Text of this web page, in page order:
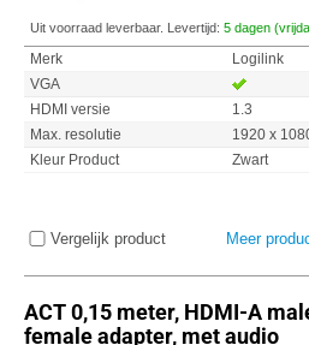
Uit voorraad leverbaar. Levertijd: 5 dagen
Merk
Logilink
VGA
HDMI versie
1.3
Max. resolutie
1920 x
Kleur Product
Zwart
Vergelijk product Meer
ACT 0,15 meter, HDMI-A
female adapter, met audio